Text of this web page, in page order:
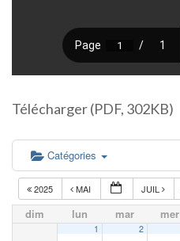
Télécharger (PDF, 302KB)
Catégories
2025 MAI JUIL
dim lun mar mer
1 2